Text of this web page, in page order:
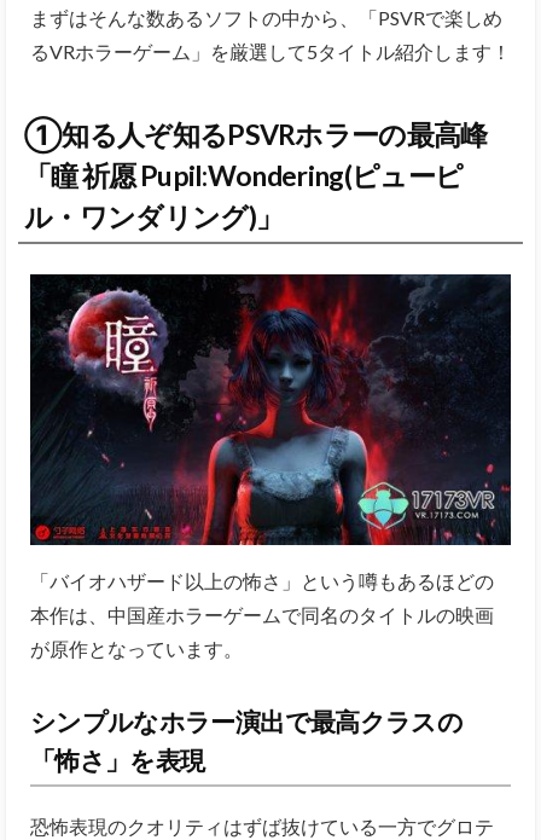
まずはそんな数あるソフトの中から、「PSVRで楽しめ
るVRホラーゲーム」を厳選して5タイトル紹介します！
①知る人ぞ知るPSVRホラーの最高峰
「瞳 祈愿 Pupil:Wondering(ピューピ
ル・ワンダリング)」
「バイオハザード以上の怖さ」という噂もあるほどの
本作は、中国産ホラーゲームで同名のタイトルの映画
が原作となっています。
シンプルなホラー演出で最高クラスの
「怖さ」を表現
恐怖表現のクオリティはずば抜けている一方でグロテ